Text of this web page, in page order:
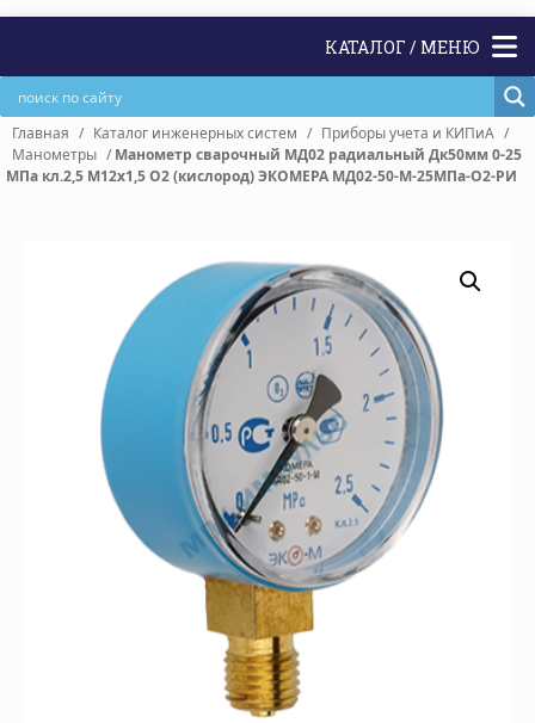
КАТАЛОГ / МЕНЮ
Главная / Каталог инженерных систем / Приборы учета и КИПиА /
Манометры /Манометр сварочный МД02 радиальный Дк50мм 0-25
МПа кл.2,5 М12х1,5 O2 (кислород) ЭКОМЕРА МД02-50-М-25МПа-О2-РИ